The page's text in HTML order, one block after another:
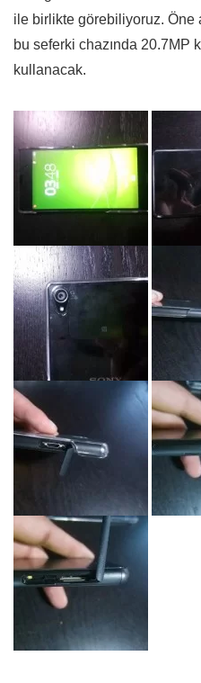
ile birlikte görebiliyoruz. Öne
bu seferki chazında 20.7MP
kullanacak.